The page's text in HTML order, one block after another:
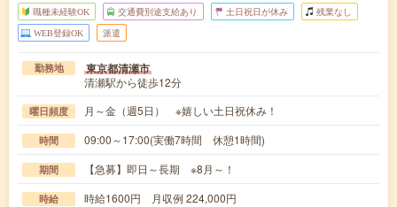
職種未経験OK 交通費別途支給あり 土日祝日が休み 残業なし
WEB登録OK 派遣
勤務地 東京都清瀬市
清瀬駅から徒歩12分
曜日頻度 月～金（週5日） ※嬉しい土日祝休み！
時間 09:00～17:00(実働7時間 休憩1時間)
期間 【急募】即日～長期 ※8月～！
時給 時給1600円 月収例 224,000円